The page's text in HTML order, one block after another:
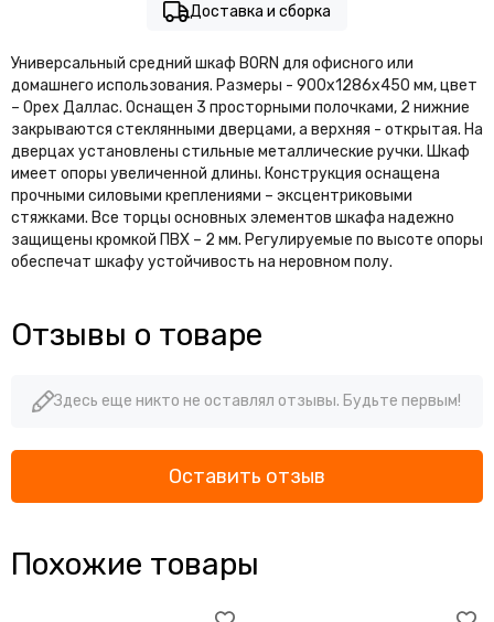
Доставка и сборка
Универсальный средний шкаф BORN для офисного или
домашнего использования. Размеры - 900х1286х450 мм, цвет
– Орех Даллас. Оснащен 3 просторными полочками, 2 нижние
закрываются стеклянными дверцами, а верхняя - открытая. На
дверцах установлены стильные металлические ручки. Шкаф
имеет опоры увеличенной длины. Конструкция оснащена
прочными силовыми креплениями – эксцентриковыми
стяжками. Все торцы основных элементов шкафа надежно
защищены кромкой ПВХ – 2 мм. Регулируемые по высоте опоры
обеспечат шкафу устойчивость на неровном полу.
Отзывы о товаре
Здесь еще никто не оставлял отзывы. Будьте первым!
Оставить отзыв
Похожие товары